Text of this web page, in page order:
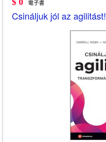
$ 0 電子書
Csináljuk jól az agilitást!